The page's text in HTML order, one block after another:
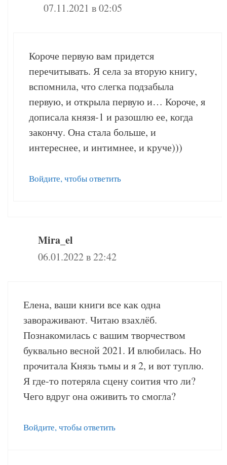
07.11.2021 в 02:05
Короче первую вам придется
перечитывать. Я села за вторую книгу,
вспомнила, что слегка подзабыла
первую, и открыла первую и… Короче, я
дописала князя-1 и разошлю ее, когда
закончу. Она стала больше, и
интереснее, и интимнее, и круче)))
Войдите, чтобы ответить
Mira_el
06.01.2022 в 22:42
Елена, ваши книги все как одна
завораживают. Читаю взахлёб.
Познакомилась с вашим творчеством
буквально весной 2021. И влюбилась. Но
прочитала Князь тьмы и я 2, и вот туплю.
Я где-то потеряла сцену соития что ли?
Чего вдруг она оживить то смогла?
Войдите, чтобы ответить